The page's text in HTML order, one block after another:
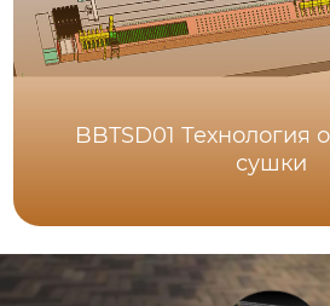
BBTSD01 Технология
сушки